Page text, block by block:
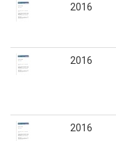
2016
2016
2016